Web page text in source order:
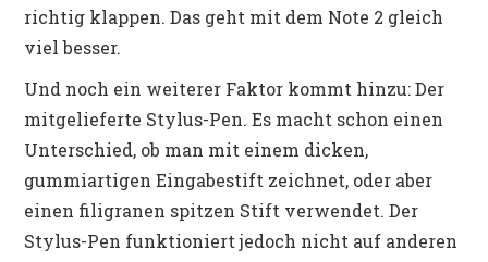
richtig klappen. Das geht mit dem Note 2 gleich
viel besser.
Und noch ein weiterer Faktor kommt hinzu: Der
mitgelieferte Stylus-Pen. Es macht schon einen
Unterschied, ob man mit einem dicken,
gummiartigen Eingabestift zeichnet, oder aber
einen filigranen spitzen Stift verwendet. Der
Stylus-Pen funktioniert jedoch nicht auf anderen